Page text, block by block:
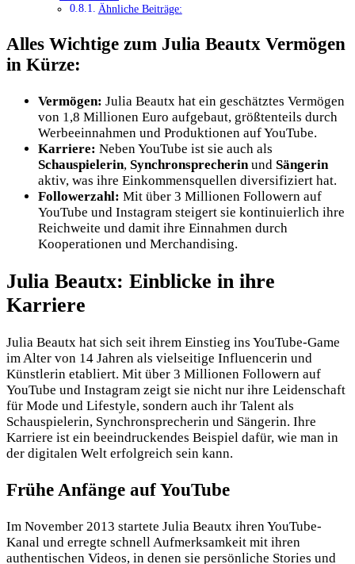
Ähnliche Beiträge:
Alles Wichtige zum Julia Beautx Vermögen
in Kürze:
Vermögen: Julia Beautx hat ein geschätztes Vermögen
von 1,8 Millionen Euro aufgebaut, größtenteils durch
Werbeeinnahmen und Produktionen auf YouTube.
Karriere: Neben YouTube ist sie auch als
Schauspielerin, Synchronsprecherinund Sängerin
aktiv, was ihre Einkommensquellen diversifiziert hat.
Followerzahl: Mit über 3 Millionen Followern auf
YouTube und Instagram steigert sie kontinuierlich ihre
Reichweite und damit ihre Einnahmen durch
Kooperationen und Merchandising.
Julia Beautx: Einblicke in ihre
Karriere
Julia Beautx hat sich seit ihrem Einstieg ins YouTube-Game
im Alter von 14 Jahren als vielseitige Influencerin und
Künstlerin etabliert. Mit über 3 Millionen Followern auf
YouTube und Instagram zeigt sie nicht nur ihre Leidenschaft
für Mode und Lifestyle, sondern auch ihr Talent als
Schauspielerin, Synchronsprecherin und Sängerin. Ihre
Karriere ist ein beeindruckendes Beispiel dafür, wie man in
der digitalen Welt erfolgreich sein kann.
Frühe Anfänge auf YouTube
Im November 2013 startete Julia Beautx ihren YouTube-
Kanal und erregte schnell Aufmerksamkeit mit ihren
authentischen Videos, in denen sie persönliche Stories und